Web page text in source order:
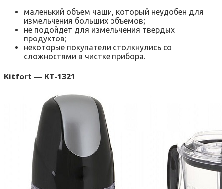
маленький объем чаши, который неудобен для
измельчения больших объемов;
не подойдет для измельчения твердых
продуктов;
некоторые покупатели столкнулись со
сложностями в чистке прибора.
Kitfort — KT-1321